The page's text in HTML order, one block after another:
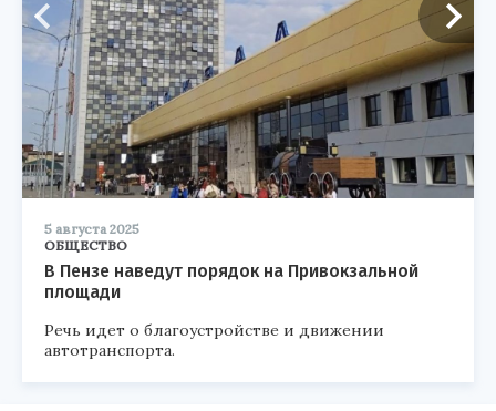
5 августа 2025
ОБЩЕСТВО
В Пензе наведут порядок на Привокзальной
площади
Речь идет о благоустройстве и движении
автотранспорта.